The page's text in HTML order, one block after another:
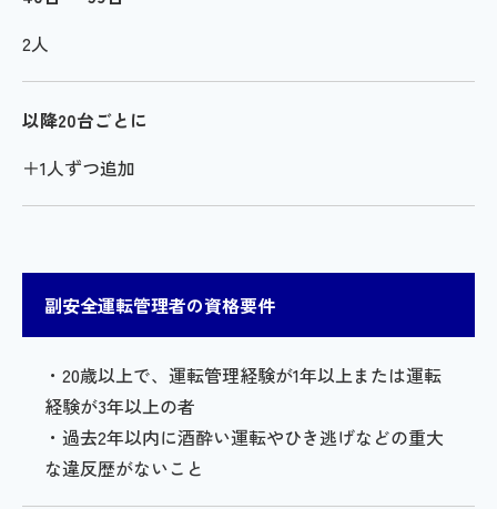
2人
以降20台ごとに
＋1人ずつ追加
副安全運転管理者の資格要件
・20歳以上で、運転管理経験が1年以上または運転
経験が3年以上の者
・過去2年以内に酒酔い運転やひき逃げなどの重大
な違反歴がないこと